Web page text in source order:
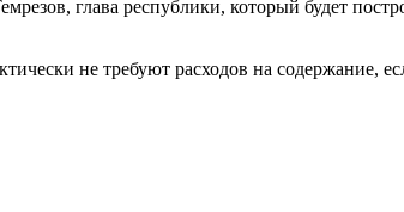
глава республики, который будет
не требуют расходов на содержание,